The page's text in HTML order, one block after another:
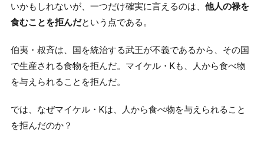
いかもしれないが、一つだけ確実に言えるのは、 他人の禄を
食むことを拒んだという点である。
伯夷・叔斉は、国を統治する武王が不義であるから、その国
で生産される食物を拒んだ。マイケル・Kも、人から食べ物
を与えられることを拒んだ。
では、なぜマイケル・Kは、人から食べ物を与えられること
を拒んだのか？